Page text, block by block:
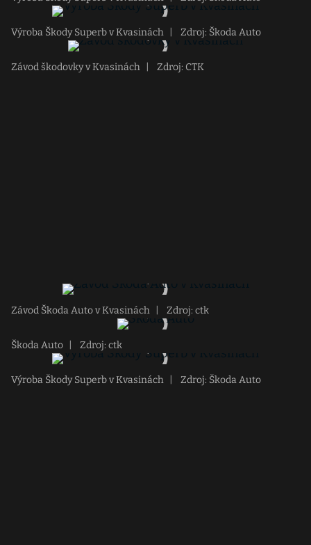
Výroba Škody Superb v Kvasinách Zdroj: Škoda Auto
Závod škodovky v Kvasinách Zdroj: CTK
Závod Škoda Auto v Kvasinách Zdroj: ctk
Škoda Auto Zdroj: ctk
Výroba Škody Superb v Kvasinách Zdroj: Škoda Auto